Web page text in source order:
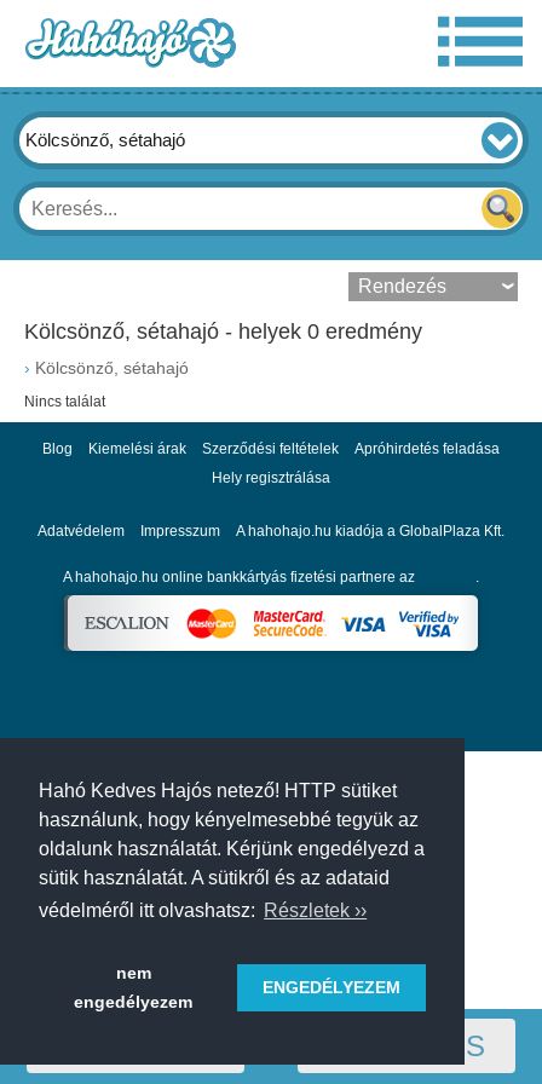
Hahó Kedves Hajós netező! HTTP sütiket
használunk, hogy kényelmesebbé tegyük az
oldalunk használatát. Kérjünk engedélyezd a
sütik használatát. A sütikről és az adataid
védelméről itt olvashatsz: Részletek ››
nem
engedélyezem
ENGEDÉLYEZEM
Kölcsönző, sétahajó
Kölcsönző, sétahajó - helyek 0 eredmény
› Kölcsönző, sétahajó
Nincs találat
SZŰRÉS
Blog Kiemelési árak Szerződési feltételek
Apróhirdetés feladása
Hely regisztrálása
Adatvédelem Impresszum A hahohajo.hu kiadója a GlobalPlaza Kft.
A hahohajo.hu online bankkártyás fizetési partnere az .